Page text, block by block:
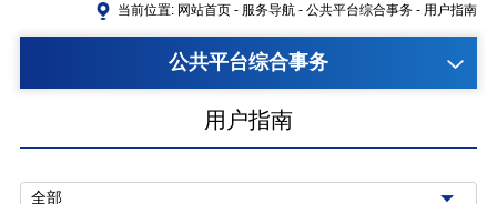
当前位置: 网站首页 - 服务导航 -公共平台综合事务 - 用户指南
公共平台综合事务
用户指南